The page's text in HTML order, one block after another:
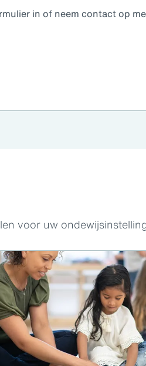
in of neem contact op
voor uw